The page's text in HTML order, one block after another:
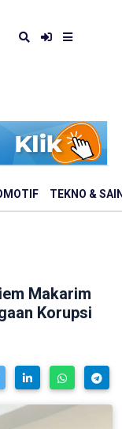
TEKNO &
Makarim
Korupsi